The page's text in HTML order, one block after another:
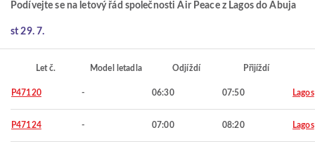
Podívejte se na letový řád společnosti Air Peace z Lagos do Abuja
st 29. 7.
Let č. Model letadla Odjíždí Přijíždí
P47120 - 06:30 07:50 Lagos
P47124 - 07:00 08:20 Lagos